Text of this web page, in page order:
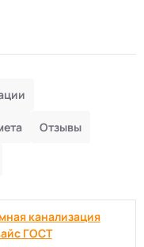
Отзывы
канализация
ГОСТ